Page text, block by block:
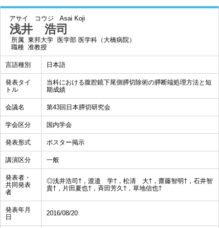
アサイ コウジ Asai Koji
浅井 浩司
所属 東邦大学 医学部 医学科（大橋病院）
職種 准教授
言語種別 日本語
発表タイ
トル
当科における腹腔鏡下尾側膵切除術の膵断端処理方法と短
期成績
会議名 第43回日本膵切研究会
学会区分 国内学会
発表形式 ポスター掲示
講演区分 一般
発表者・
共同発表
者
◎浅井浩司†，渡邉 学†，松清 大†，齋藤智明†，石井智
貴†，片田夏也†，斉田芳久†，草地信也†
発表年月
日
2016/08/20